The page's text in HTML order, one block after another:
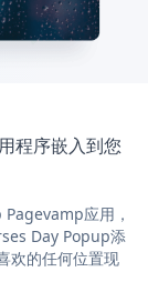
序嵌入到您
应用，
Day Popup添
欢的任何位置现